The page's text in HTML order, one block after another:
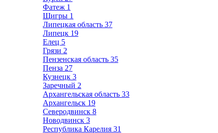
Фатеж 1
Щигры 1
Липецкая область 37
Липецк 19
Елец 5
Грязи 2
Пензенская область 35
Пенза 27
Кузнецк 3
Заречный 2
Архангельская область 33
Архангельск 19
Северодвинск 8
Новодвинск 3
Республика Карелия 31